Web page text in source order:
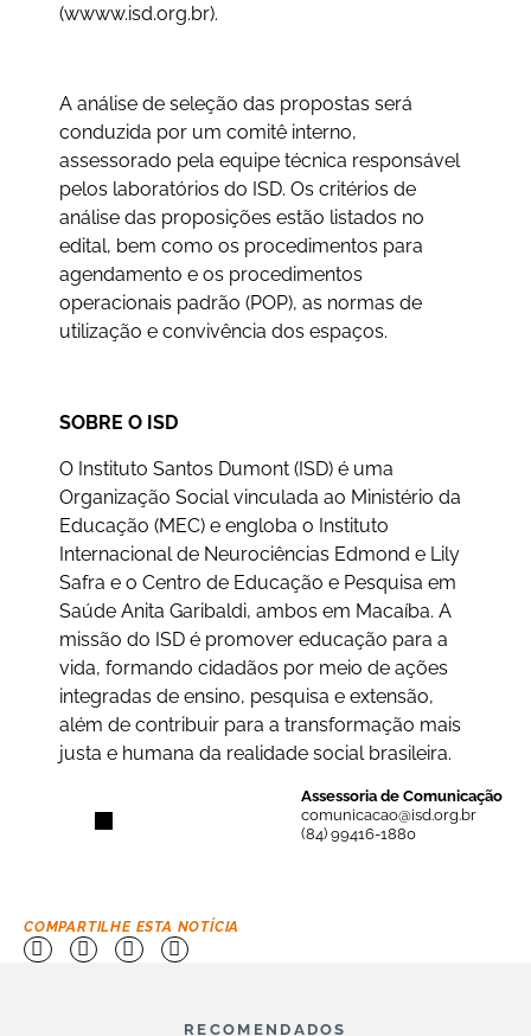
(wwww.isd.org.br).
A análise de seleção das propostas será
conduzida por um comitê interno,
assessorado pela equipe técnica responsável
pelos laboratórios do ISD. Os critérios de
análise das proposições estão listados no
edital, bem como os procedimentos para
agendamento e os procedimentos
operacionais padrão (POP), as normas de
utilização e convivência dos espaços.
SOBRE O ISD
O Instituto Santos Dumont (ISD) é uma
Organização Social vinculada ao Ministério da
Educação (MEC) e engloba o Instituto
Internacional de Neurociências Edmond e Lily
Safra e o Centro de Educação e Pesquisa em
Saúde Anita Garibaldi, ambos em Macaíba. A
missão do ISD é promover educação para a
vida, formando cidadãos por meio de ações
integradas de ensino, pesquisa e extensão,
além de contribuir para a transformação mais
justa e humana da realidade social brasileira.
Assessoria de Comunicação
comunicacao@isd.org.br
(84) 99416-1880
COMPARTILHE ESTA NOTÍCIA
RECOMENDADOS